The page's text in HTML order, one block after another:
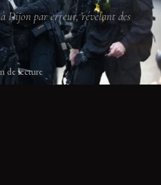
Dijon par erreur, révélant des
de lecture